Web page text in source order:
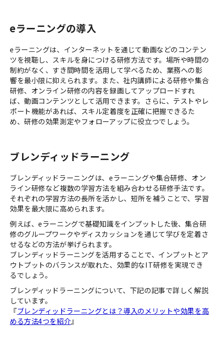
eラーニングの導入
eラーニングは、インターネットを通じて動画などのコンテン
ツを視聴し、スキルを身につける研修方法です。場所や時間の
制約がなく、すき間時間を活用して学べるため、業務への影
響を最小限に抑えられます。また、社内講師による研修や集合
研修、オンライン研修の内容を録画してアップロードすれ
ば、動画コンテンツとして活用できます。さらに、テストやレ
ポート機能があれば、スキル定着度を正確に把握できるた
め、研修の効果測定やフォローアップに役立つでしょう。
ブレンディッドラーニング
ブレンディッドラーニングは、eラーニングや集合研修、オン
ライン研修など複数の学習方法を組み合わせる研修手法です。
それぞれの学習方法の長所を活かし、短所を補うことで、学習
効果を最大限に高められます。
例えば、eラーニングで基礎知識をインプットした後、集合研
修のグループワークやディスカッションを通じて学びを定着さ
せるなどの方法が挙げられます。
ブレンディッドラーニングを活用することで、インプットとア
ウトプットのバランスが取れた、効果的なIT研修を実現でき
るでしょう。
ブレンディッドラーニングについて、下記の記事で詳しく解説
しています。
『ブレンディッドラーニングとは？導入のメリットや効果を高
める方法4つを紹介』